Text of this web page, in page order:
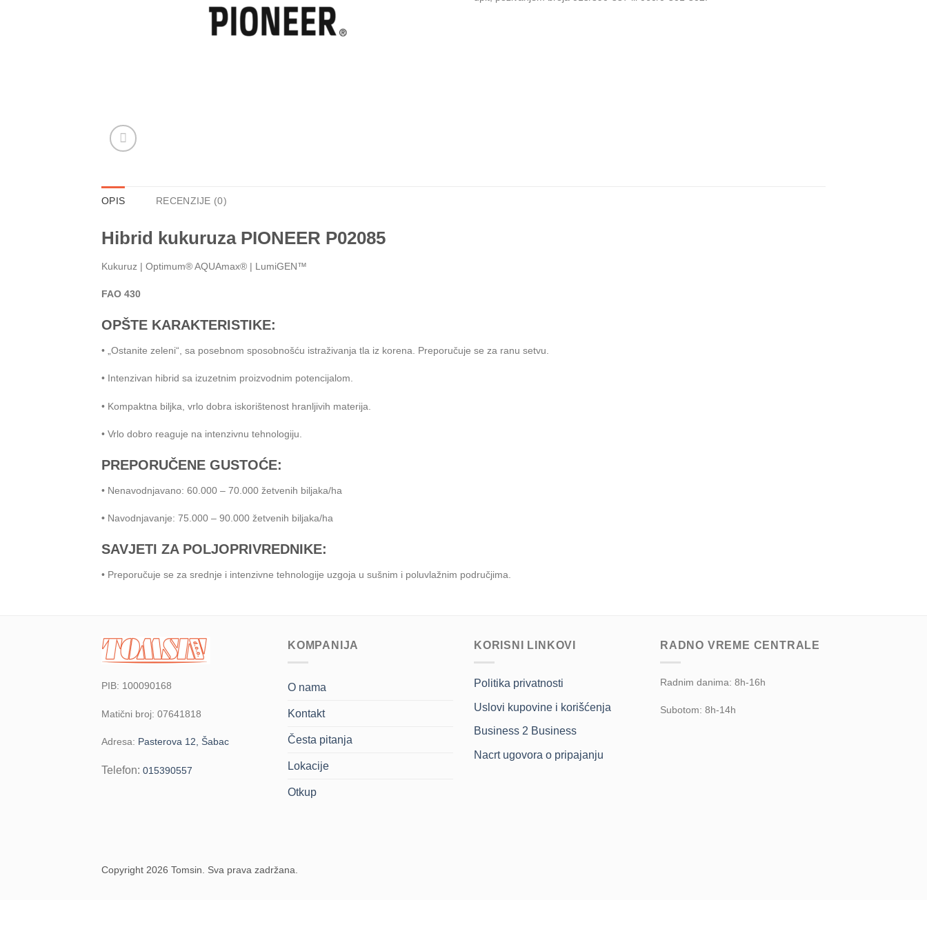
OPIS RECENZIJE (0)
Hibrid kukuruza PIONEER P02085
Kukuruz | Optimum® AQUAmax® | LumiGEN™
FAO 430
OPŠTE KARAKTERISTIKE:
• „Ostanite zeleni“, sa posebnom sposobnošću istraživanja tla iz korena. Preporučuje se za ranu setvu.
• Intenzivan hibrid sa izuzetnim proizvodnim potencijalom.
• Kompaktna biljka, vrlo dobra iskorištenost hranljivih materija.
• Vrlo dobro reaguje na intenzivnu tehnologiju.
PREPORUČENE GUSTOĆE:
• Nenavodnjavano: 60.000 – 70.000 žetvenih biljaka/ha
• Navodnjavanje: 75.000 – 90.000 žetvenih biljaka/ha
SAVJETI ZA POLJOPRIVREDNIKE:
• Preporučuje se za srednje i intenzivne tehnologije uzgoja u sušnim i poluvlažnim područjima.
PIB: 100090168
Matični broj: 07641818
Adresa: Pasterova 12, Šabac
Telefon: 015390557
KOMPANIJA
O nama
Kontakt
Česta pitanja
Lokacije
Otkup
KORISNI LINKOVI
Politika privatnosti
Uslovi kupovine i korišćenja
Business 2 Business
Nacrt ugovora o pripajanju
RADNO VREME CENTRALE
Radnim danima: 8h-16h
Subotom: 8h-14h
Copyright 2026 Tomsin. Sva prava zadržana.